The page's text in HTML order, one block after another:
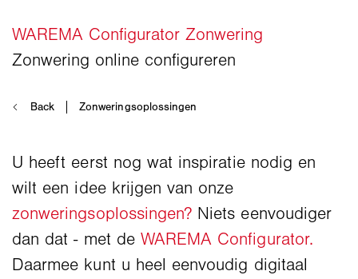
U heeft eerst nog wat inspiratie nodig en
wilt een idee krijgen van onze
zonweringsoplossingen? Niets eenvoudiger
dan dat - met de WAREMA Configurator.
Daarmee kunt u heel eenvoudig digitaal